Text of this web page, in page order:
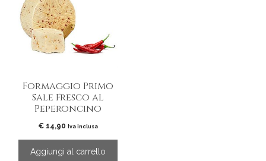
Formaggio Primo
Sale Fresco al
Peperoncino
€14,90 Iva inclusa
Aggiungi al carrello